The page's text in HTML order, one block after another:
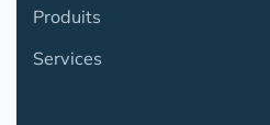
Produits
Services